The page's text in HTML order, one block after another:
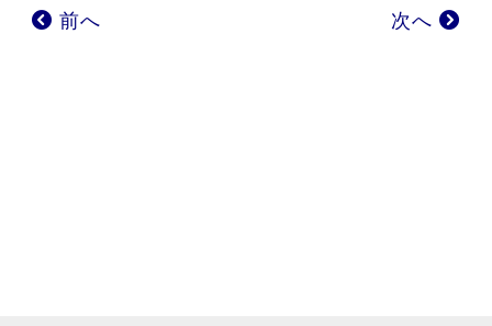
前へ 次へ